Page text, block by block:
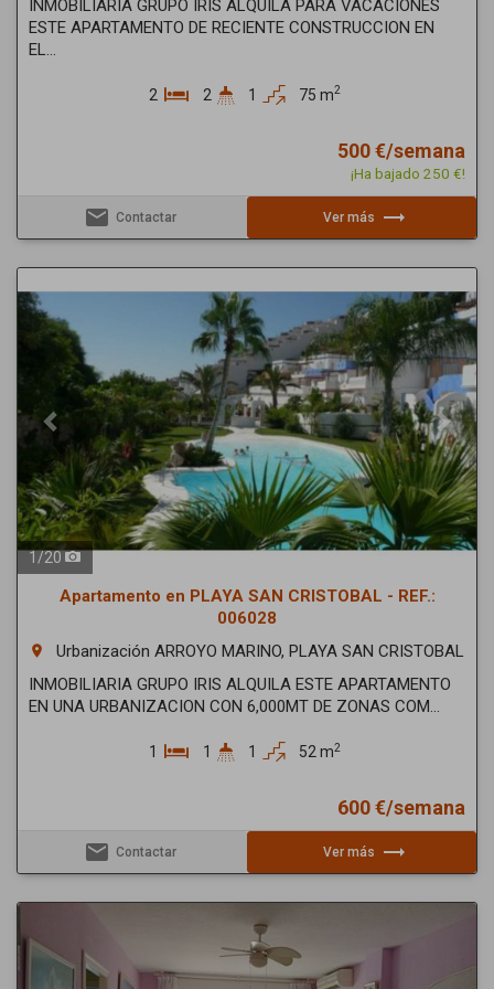
INMOBILIARIA GRUPO IRIS ALQUILA PARA VACACIONES
ESTE APARTAMENTO DE RECIENTE CONSTRUCCION EN
EL...
2 2 1 75 m2
500 €/semana
¡Ha bajado 250 €!
email Contactar Ver más trending_flat
Next
1 /20
Apartamento en PLAYA SAN CRISTOBAL - REF.:
006028
room
Urbanización ARROYO MARINO, PLAYA SAN CRISTOBAL
INMOBILIARIA GRUPO IRIS ALQUILA ESTE APARTAMENTO
EN UNA URBANIZACION CON 6,000MT DE ZONAS COM...
1 1 1 52 m2
600 €/semana
email Contactar Ver más trending_flat
Next